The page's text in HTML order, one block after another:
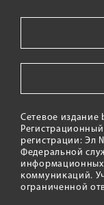
Сетевое издание
регистрации: Эл
Федеральной
информационных
коммуникаций.
ограниченной